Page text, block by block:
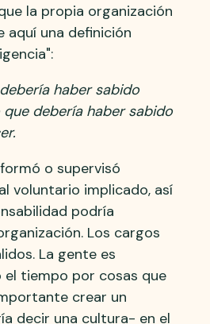
la propia organización
aquí una definición
haber sabido
que debería haber sabido
o supervisó
voluntario implicado, así
podría
Los cargos
La gente es
tiempo por cosas que
crear un
decir una cultura- en el